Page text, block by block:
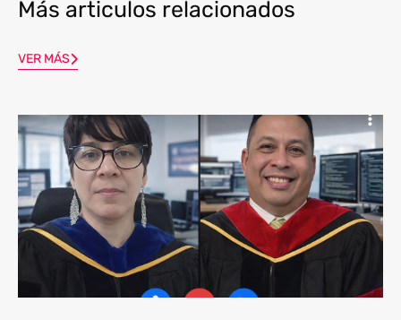
Más articulos relacionados
VER MÁS